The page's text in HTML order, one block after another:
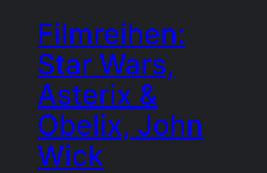
Filmreihen:
Star Wars,
Asterix &
Obelix, John
Wick